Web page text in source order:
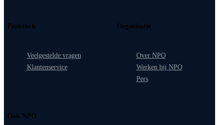
Praktisch
Veelgestelde vragen
Klantenservice
Organisatie
Over NPO
Werken bij NPO
Pers
Ook NPO